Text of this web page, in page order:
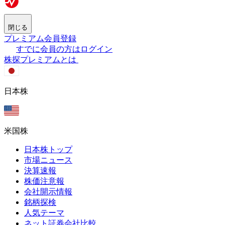
閉じる
プレミアム会員登録
すでに会員の方はログイン
株探プレミアムとは
日本株
米国株
日本株トップ
市場ニュース
決算速報
株価注意報
会社開示情報
銘柄探検
人気テーマ
ネット証券会社比較